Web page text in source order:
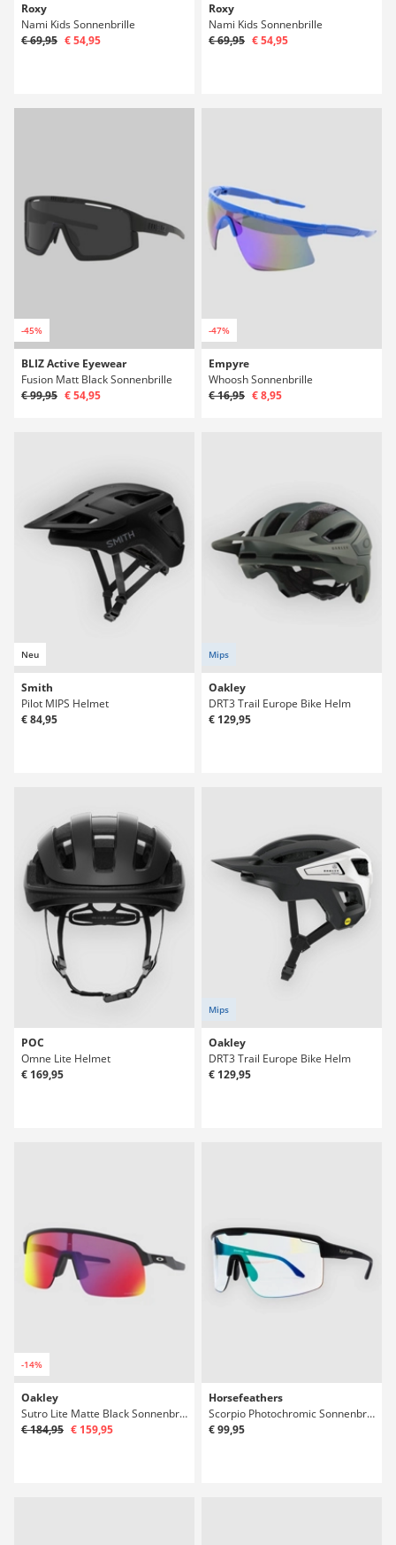
Roxy
Nami Kids Sonnenbrille
€ 69,95 € 54,95
Roxy
Nami Kids Sonnenbrille
€ 69,95 € 54,95
-45%
BLIZ Active Eyewear
Fusion Matt Black Sonnenbrille
€ 99,95 € 54,95
-47%
Empyre
Whoosh Sonnenbrille
€ 16,95 € 8,95
Neu
Smith
Pilot MIPS Helmet
€ 84,95
Mips
Oakley
DRT3 Trail Europe Bike Helm
€ 129,95
POC
Omne Lite Helmet
€ 169,95
Mips
Oakley
DRT3 Trail Europe Bike Helm
€ 129,95
-14%
Oakley
Sutro Lite Matte Black Sonnenbrille
€ 184,95 € 159,95
Horsefeathers
Scorpio Photochromic Sonnenbrille
€ 99,95